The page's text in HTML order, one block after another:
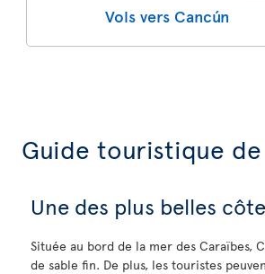
Vols vers Cancún
Guide touristique
Une des plus belles
Située au bord de la mer des Caraïbes,
de sable fin. De plus, les touristes